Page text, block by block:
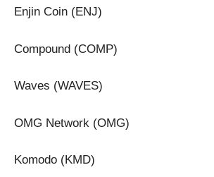
Enjin Coin (ENJ)
Compound (COMP)
Waves (WAVES)
OMG Network (OMG)
Komodo (KMD)